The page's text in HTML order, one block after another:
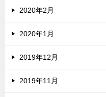
2020年2月
2020年1月
2019年12月
2019年11月